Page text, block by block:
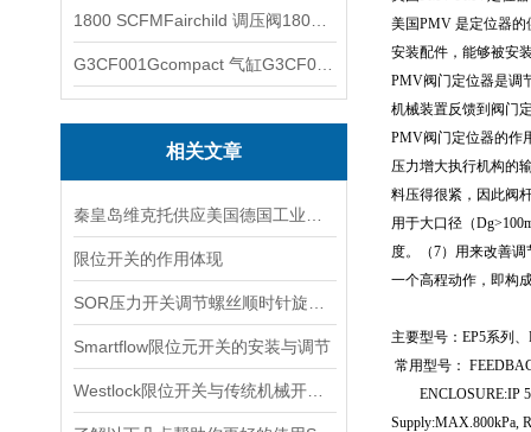
相关文章
限位开关的作用体现
Smartflow限位元开关的安装与调节
美国PMV 是定位器
安装配件，能够被安
PMV阀门定位器是调
机械装置反馈到阀门
PMV阀门定位器的作
压力增大执行机构的
料压得很紧，因此阀
用于大口径（
度。（7）用来改善
一个高程动作，即构
主要型号：EP5系列
常用型号：
ENCLOSURE:IP